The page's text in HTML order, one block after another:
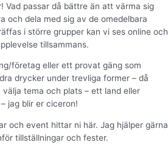
Vad passar då bättre än att värma sig
och dela med sig av de omedelbara
i större grupper kan vi ses online och
tillsammans.
företag eller ett provat gäng som
drycker under trevliga former – då
välja tema och plats – ett land eller
jag blir er ciceron!
och event hittar ni här. Jag hjälper gärna
tillställningar och fester.